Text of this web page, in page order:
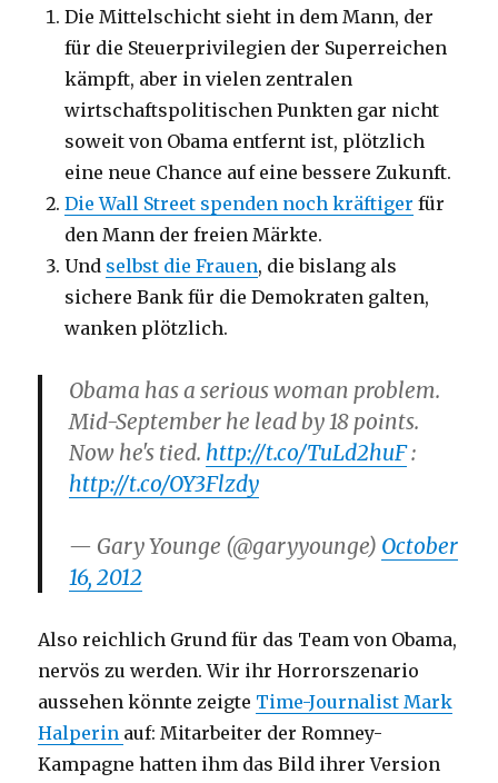
Die Mittelschicht sieht in dem Mann, der
für die Steuerprivilegien der Superreichen
kämpft, aber in vielen zentralen
wirtschaftspolitischen Punkten gar nicht
soweit von Obama entfernt ist, plötzlich
eine neue Chance auf eine bessere Zukunft.
Die Wall Street spenden noch kräftiger für
den Mann der freien Märkte.
Und selbst die Frauen, die bislang als
sichere Bank für die Demokraten galten,
wanken plötzlich.
Obama has a serious woman problem.
Mid-September he lead by 18 points.
Now he's tied. http://t.co/TuLd2huF:
http://t.co/OY3Flzdy
— Gary Younge (@garyyounge) October
16, 2012
Also reichlich Grund für das Team von Obama,
nervös zu werden. Wir ihr Horrorszenario
aussehen könnte zeigte Time-Journalist Mark
Halperin auf: Mitarbeiter der Romney-
Kampagne hatten ihm das Bild ihrer Version